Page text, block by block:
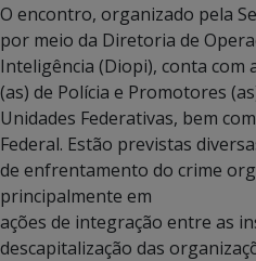
O encontro, organizado pela
por meio da Diretoria de
Inteligência (Diopi), conta com
(as) de Polícia e Promotores
Unidades Federativas, bem
Federal. Estão previstas
de enfrentamento do crime
principalmente em
ações de integração entre as
descapitalização das